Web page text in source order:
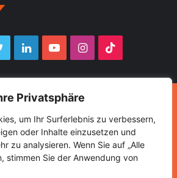
Privatsphäre
um Ihr Surferlebnis zu verbessern,
oder Inhalte einzusetzen und
zu analysieren. Wenn Sie auf „Alle
stimmen Sie der Anwendung von
TwitterLinkedInYouTubeInstagram
All Rights Reserved Muhabirce
Ekonomi
Gurbette Bir Ömür
Spor Turizm